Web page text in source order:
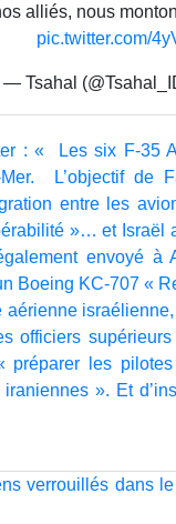
alliés, nous
pic.twitter.com/
— Tsahal
: « Les six F-35
Mer. L’objectif de
entre les
»… et Israël
envoyé à
Boeing KC-707 «
aérienne
officiers
les
». Et